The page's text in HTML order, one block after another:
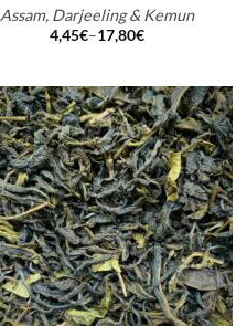
Assam, Darjeeling & Kemun
4,45€–17,80€